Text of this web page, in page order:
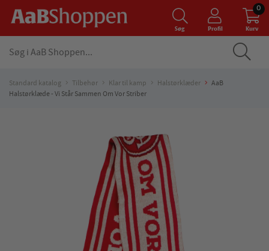
Søg Profil Kurv
0
Standard katalog Tilbehør Klar til kamp Halstørklæder
AaB
Halstørklæde - Vi Står Sammen Om Vor Striber